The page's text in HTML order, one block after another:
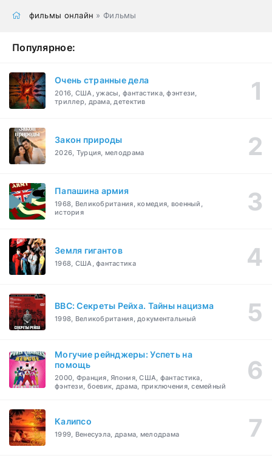
фильмы онлайн » Фильмы
Популярное:
Очень странные дела
2016, США, ужасы, фантастика, фэнтези,
триллер, драма, детектив
Закон природы
2026, Турция, мелодрама
Папашина армия
1968, Великобритания, комедия, военный,
история
Земля гигантов
1968, США, фантастика
BBC: Секреты Рейха. Тайны нацизма
1998, Великобритания, документальный
Могучие рейнджеры: Успеть на
помощь
2000, Франция, Япония, США, фантастика,
фэнтези, боевик, драма, приключения, семейный
Калипсо
1999, Венесуэла, драма, мелодрама